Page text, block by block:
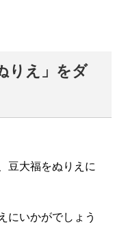
りえ」をダ
豆大福をぬりえに
にいかがでしょう